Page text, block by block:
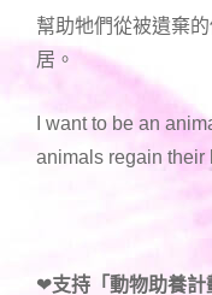
幫助牠們從被遺棄
居。
I want to be an
animals regain their
❤支持「動物助養計